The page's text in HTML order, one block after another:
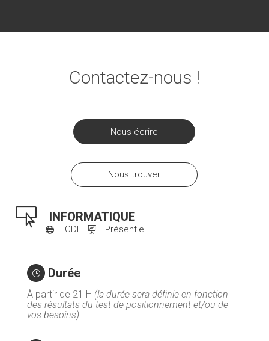
Contactez-nous !
Nous écrire
Nous trouver
 INFORMATIQUE
 ICDL  Présentiel
} Durée
À partir de 21 H (la durée sera définie en fonction
des résultats du test de positionnement et/ou de
vos besoins)